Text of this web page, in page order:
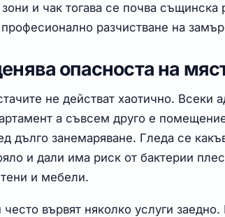
и чак тогава се почва
разчистване на
опасноста на
не действат хаотично.
а съвсем друго е
дълго занемаряване. Гледа се
и дали има риск от бактерии
и мебели.
често вървят няколко услуги